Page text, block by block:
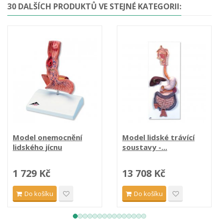
30 DALŠÍCH PRODUKTŮ VE STEJNÉ KATEGORII:
Model onemocnění
lidského jícnu
1 729 Kč
Do košíku
Model lidské trávící
soustavy -...
13 708 Kč
Do košíku